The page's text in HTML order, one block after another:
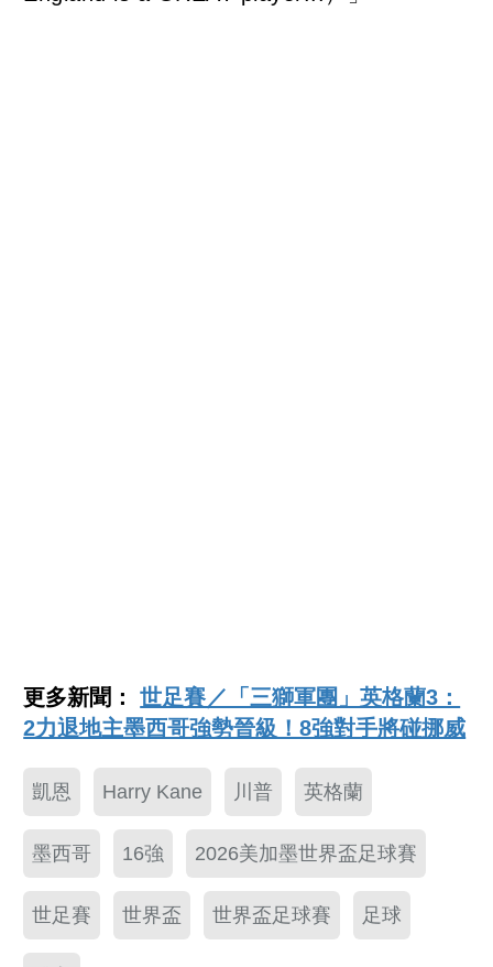
更多新聞：世足賽／「三獅軍團」英格蘭3：
2力退地主墨西哥強勢晉級！8強對手將碰挪威
凱恩 Harry Kane 川普 英格蘭
墨西哥 16強 2026美加墨世界盃足球賽
世足賽 世界盃 世界盃足球賽 足球